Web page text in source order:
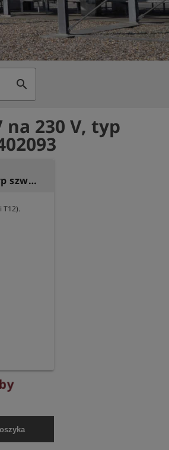
search
na 230 V, typ
Adapter CEE 400 V na 230 V, typ szwajcarski T12
T12).